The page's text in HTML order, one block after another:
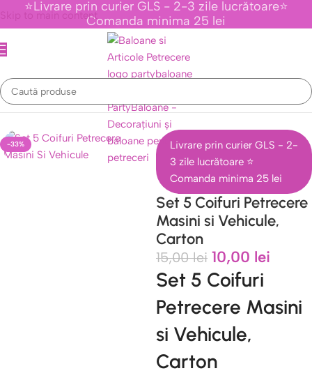
Skip to main content
⭐Livrare prin curier GLS - 2-3 zile lucrătoare⭐
Comanda minima 25 lei
Personaje Din Desene Animate/Colectia Vehicule , Avioane
-33%
Livrare prin curier GLS - 2-
3 zile lucrătoare ⭐
Comanda minima 25 lei
Set 5 Coifuri Petrecere
Masini si Vehicule,
Carton
15,00lei 10,00 lei
Set 5 Coifuri
Petrecere Masini
si Vehicule,
Carton